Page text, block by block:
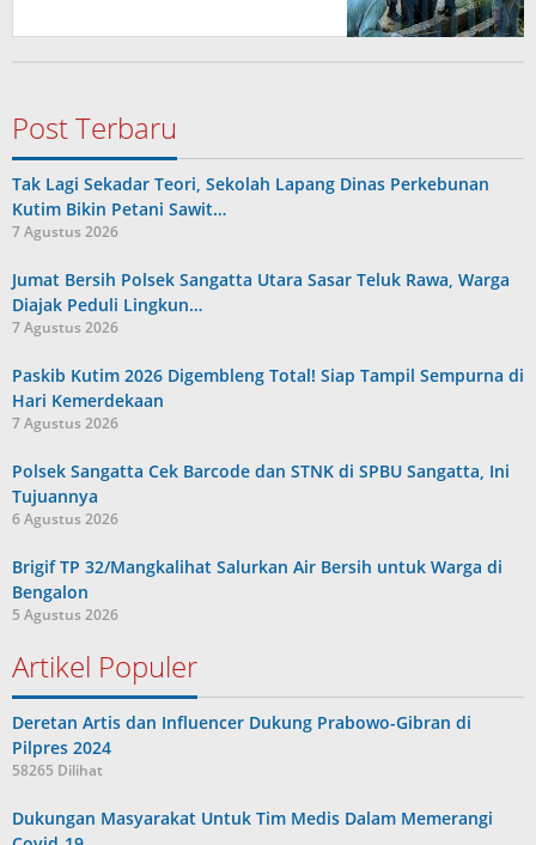
Post Terbaru
Tak Lagi Sekadar Teori, Sekolah Lapang Dinas Perkebunan
Kutim Bikin Petani Sawit…
7 Agustus 2026
Jumat Bersih Polsek Sangatta Utara Sasar Teluk Rawa, Warga
Diajak Peduli Lingkun…
7 Agustus 2026
Paskib Kutim 2026 Digembleng Total! Siap Tampil Sempurna di
Hari Kemerdekaan
7 Agustus 2026
Polsek Sangatta Cek Barcode dan STNK di SPBU Sangatta, Ini
Tujuannya
6 Agustus 2026
Brigif TP 32/Mangkalihat Salurkan Air Bersih untuk Warga di
Bengalon
5 Agustus 2026
Artikel Populer
Deretan Artis dan Influencer Dukung Prabowo-Gibran di
Pilpres 2024
58265 Dilihat
Dukungan Masyarakat Untuk Tim Medis Dalam Memerangi